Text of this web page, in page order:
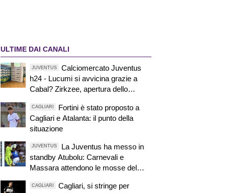
ULTIME DAI CANALI
JUVENTUS
Calciomercato Juventus
h24 - Lucumi si avvicina grazie a
Cabal? Zirkzee, apertura dello
ma sfuma Suzuki
CAGLIARI
Fortini è stato proposto a
Cagliari e Atalanta: il punto della
situazione
JUVENTUS
La Juventus ha messo in
standby Atubolu: Carnevali e
Massara attendono le mosse del
altre opzioni
CAGLIARI
Cagliari, si stringe per